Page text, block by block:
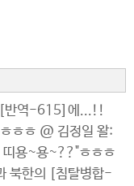
[반역-615]에...!!
ㅎㅎ @ 김정일 왈:
용~용~??"ㅎㅎㅎ
북한의 [침탈병합-